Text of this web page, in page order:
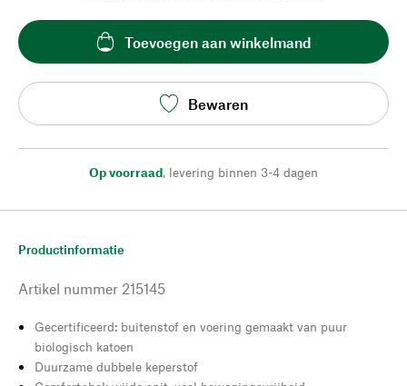
Toevoegen aan winkelmand
Bewaren
Op voorraad, levering binnen 3-4 dagen
Productinformatie
Artikel nummer 215145
Gecertificeerd: buitenstof en voering gemaakt van puur
biologisch katoen
Duurzame dubbele keperstof